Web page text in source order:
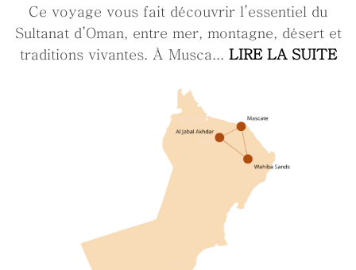
Ce voyage vous fait découvrir l’essentiel du
Sultanat d’Oman, entre mer, montagne, désert et
traditions vivantes. À Musca... LIRE LA SUITE